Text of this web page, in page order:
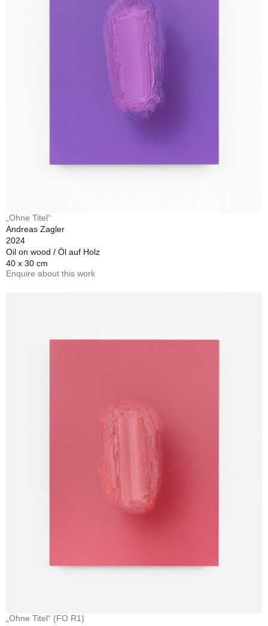
„Ohne Titel“
Andreas Zagler
2024
Oil on wood / Öl auf Holz
40 x 30 cm
Enquire about this work
„Ohne Titel“ (FO R1)